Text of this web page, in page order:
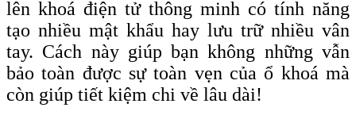
lên khoá điện tử thông minh có tính năng
tạo nhiều mật khẩu hay lưu trữ nhiều vân
tay. Cách này giúp bạn không những vẫn
bảo toàn được sự toàn vẹn của ổ khoá mà
còn giúp tiết kiệm chi về lâu dài!